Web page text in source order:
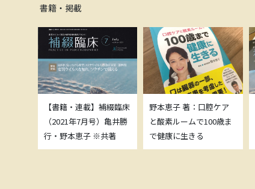
書籍・掲載
【書籍・連載】補綴臨床
（2021年7月号）亀井勝
行・野本恵子 ※共著
野本恵子 著：口腔ケア
と酸素ルームで100歳ま
で健康に生きる